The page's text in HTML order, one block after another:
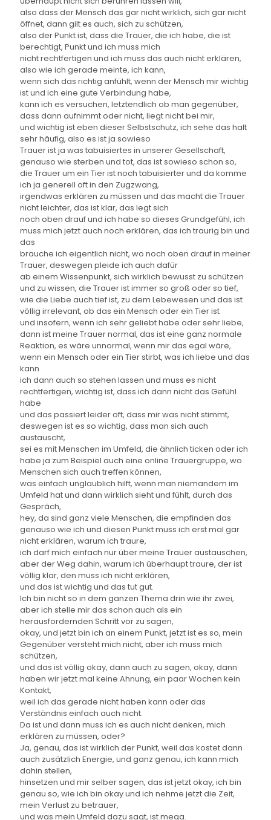
also dass der Mensch das gar nicht wirklich, sich gar nicht
öffnet, dann gilt es auch, sich zu schützen,
also der Punkt ist, dass die Trauer, die ich habe, die ist
berechtigt, Punkt und ich muss mich
nicht rechtfertigen und ich muss das auch nicht erklären,
also wie ich gerade meinte, ich kann,
wenn sich das richtig anfühlt, wenn der Mensch mir wichtig
ist und ich eine gute Verbindung habe,
kann ich es versuchen, letztendlich ob man gegenüber,
dass dann aufnimmt oder nicht, liegt nicht bei mir,
und wichtig ist eben dieser Selbstschutz, ich sehe das halt
sehr häufig, also es ist ja sowieso
Trauer ist ja was tabuisiertes in unserer Gesellschaft,
genauso wie sterben und tot, das ist sowieso schon so,
die Trauer um ein Tier ist noch tabuisierter und da komme
ich ja generell oft in den Zugzwang,
irgendwas erklären zu müssen und das macht die Trauer
nicht leichter, das ist klar, das legt sich
noch oben drauf und ich habe so dieses Grundgefühl, ich
muss mich jetzt auch noch erklären, das ich traurig bin und
das
brauche ich eigentlich nicht, wo noch oben drauf in meiner
Trauer, deswegen pleide ich auch dafür
ab einem Wissenpunkt, sich wirklich bewusst zu schützen
und zu wissen, die Trauer ist immer so groß oder so tief,
wie die Liebe auch tief ist, zu dem Lebewesen und das ist
völlig irrelevant, ob das ein Mensch oder ein Tier ist
und insofern, wenn ich sehr geliebt habe oder sehr liebe,
dann ist meine Trauer normal, das ist eine ganz normale
Reaktion, es wäre unnormal, wenn mir das egal wäre,
wenn ein Mensch oder ein Tier stirbt, was ich liebe und das
kann
ich dann auch so stehen lassen und muss es nicht
rechtfertigen, wichtig ist, dass ich dann nicht das Gefühl
habe
und das passiert leider oft, dass mir was nicht stimmt,
deswegen ist es so wichtig, dass man sich auch
austauscht,
sei es mit Menschen im Umfeld, die ähnlich ticken oder ich
habe ja zum Beispiel auch eine online Trauergruppe, wo
Menschen sich auch treffen können,
was einfach unglaublich hilft, wenn man niemandem im
Umfeld hat und dann wirklich sieht und fühlt, durch das
Gespräch,
hey, da sind ganz viele Menschen, die empfinden das
genauso wie ich und diesen Punkt muss ich erst mal gar
nicht erklären, warum ich traure,
ich darf mich einfach nur über meine Trauer austauschen,
aber der Weg dahin, warum ich überhaupt traure, der ist
völlig klar, den muss ich nicht erklären,
und das ist wichtig und das tut gut.
Ich bin nicht so in dem ganzen Thema drin wie ihr zwei,
aber ich stelle mir das schon auch als ein
herausfordernden Schritt vor zu sagen,
okay, und jetzt bin ich an einem Punkt, jetzt ist es so, mein
Gegenüber versteht mich nicht, aber ich muss mich
schützen,
und das ist völlig okay, dann auch zu sagen, okay, dann
haben wir jetzt mal keine Ahnung, ein paar Wochen kein
Kontakt,
weil ich das gerade nicht haben kann oder das
Verständnis einfach auch nicht.
Da ist und dann muss ich es auch nicht denken, mich
erklären zu müssen, oder?
Ja, genau, das ist wirklich der Punkt, weil das kostet dann
auch zusätzlich Energie, und ganz genau, ich kann mich
dahin stellen,
hinsetzen und mir selber sagen, das ist jetzt okay, ich bin
genau so, wie ich bin okay und ich nehme jetzt die Zeit,
mein Verlust zu betrauer,
und was mein Umfeld dazu sagt, ist mega.